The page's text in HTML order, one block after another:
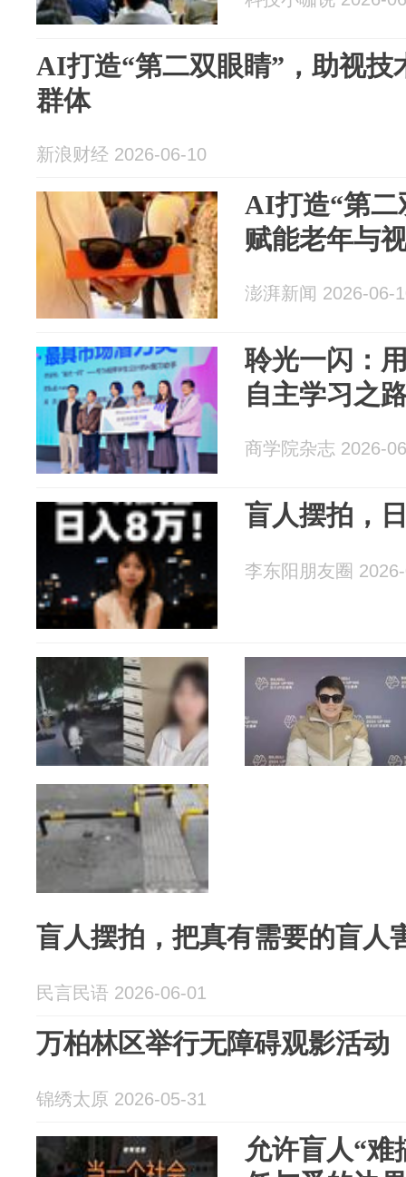
AI打造“第二双眼睛”，助视技
群体
新浪财经 2026-06-10
AI打造“第二
赋能老年与
澎湃新闻 2026-06-
聆光一闪：
自主学习之
商学院杂志 2026-
盲人摆拍，
李东阳朋友圈
盲人摆拍，把真有需要的盲人
民言民语 2026-06-01
万柏林区举行无障碍观影活动
锦绣太原 2026-05-31
允许盲人“难